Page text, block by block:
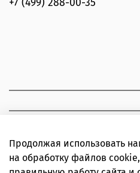
Продолжая использовать
на обработку файлов